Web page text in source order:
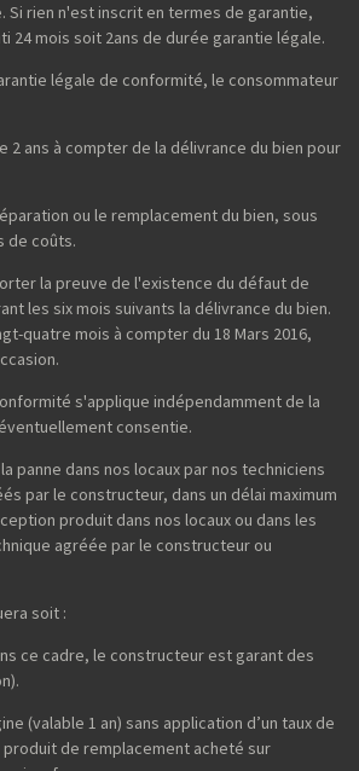
Si rien n'est inscrit en termes de garantie,
24 mois soit 2ans de durée garantie légale.
légale de conformité, le consommateur
2 ans à compter de la délivrance du bien pour
ou le remplacement du bien, sous
de coûts.
la preuve de l'existence du défaut de
les six mois suivants la délivrance du bien.
quatre mois à compter du 18 Mars 2016,
s'applique indépendamment de la
consentie.
panne dans nos locaux par nos techniciens
par le constructeur, dans un délai maximum
produit dans nos locaux ou dans les
agréée par le constructeur ou
soit :
ce cadre, le constructeur est garant des
(valable 1 an) sans application d’un taux de
de remplacement acheté sur